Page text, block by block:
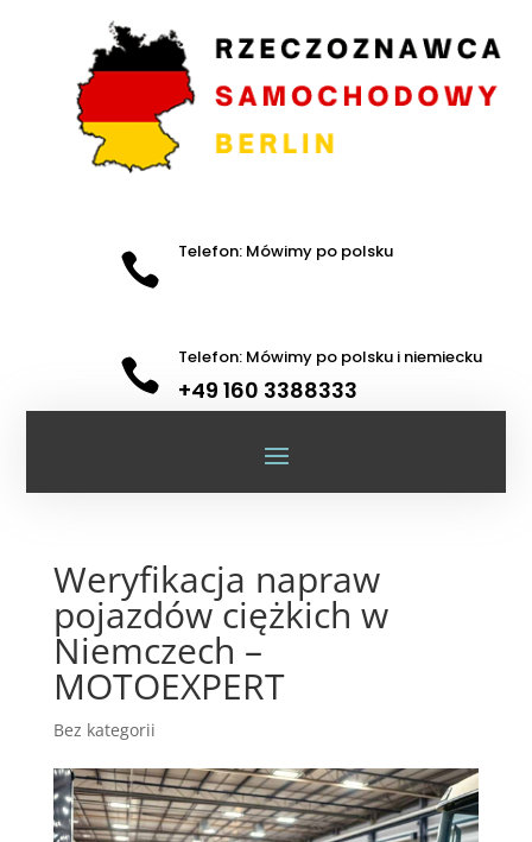
 Telefon: Mówimy po polsku
 Telefon: Mówimy po polsku i niemiecku
+49 160 3388333
Weryfikacja napraw
pojazdów ciężkich w
Niemczech –
MOTOEXPERT
Bez kategorii